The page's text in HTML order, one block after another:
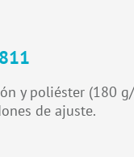
y poliéster (180
de ajuste.